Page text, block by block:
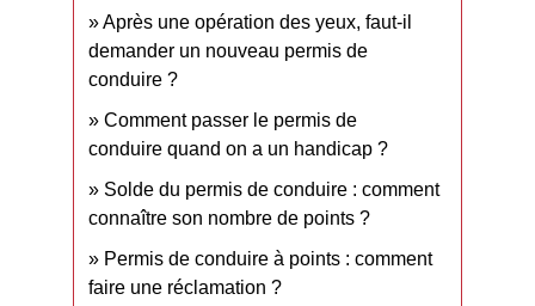
Après une opération des yeux, faut-il
demander un nouveau permis de
conduire ?
Comment passer le permis de
conduire quand on a un handicap ?
Solde du permis de conduire : comment
connaître son nombre de points ?
Permis de conduire à points : comment
faire une réclamation ?